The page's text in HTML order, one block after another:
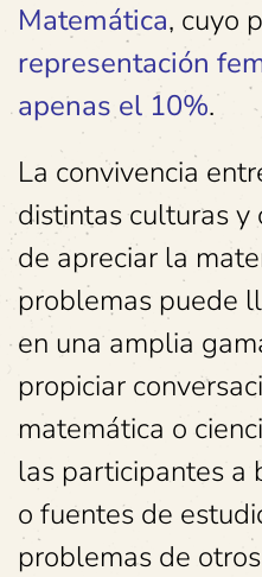
Matemática, cuyo
representación
apenas el 10%.
La convivencia
distintas culturas y
de apreciar la
problemas puede
en una amplia
propiciar
matemática o
las participantes a
o fuentes de
problemas de